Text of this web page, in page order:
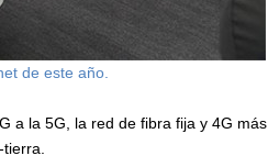
de este año.
a la 5G, la red de fibra fija y 4G más